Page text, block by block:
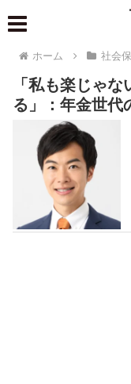
ホーム 社会
「私も楽じゃ
る」：年金世代